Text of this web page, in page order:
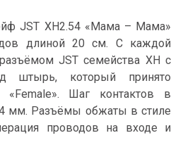
JST XH2.54 «Мама – Мама»
длиной 20 см. С каждой
JST семейства XH c
штырь, который принято
Шаг контактов в
мм. Разъёмы обжаты в стиле
проводов на входе и